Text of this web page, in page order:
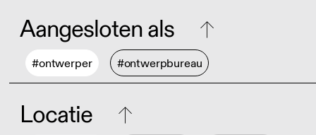
Aangesloten als
#ontwerper #ontwerpbureau
Locatie